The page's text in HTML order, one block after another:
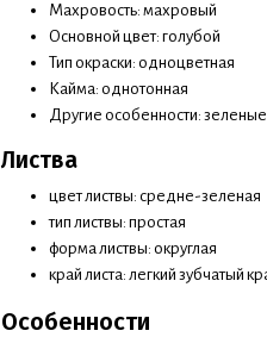
Махровость: махровый
Основной цвет: голубой
Тип окраски: одноцветная
Кайма: однотонная
Другие особенности:
Листва
цвет листвы: средне-зеленая
тип листвы: простая
форма листвы: округлая
край листа: легкий зубчатый
Особенности